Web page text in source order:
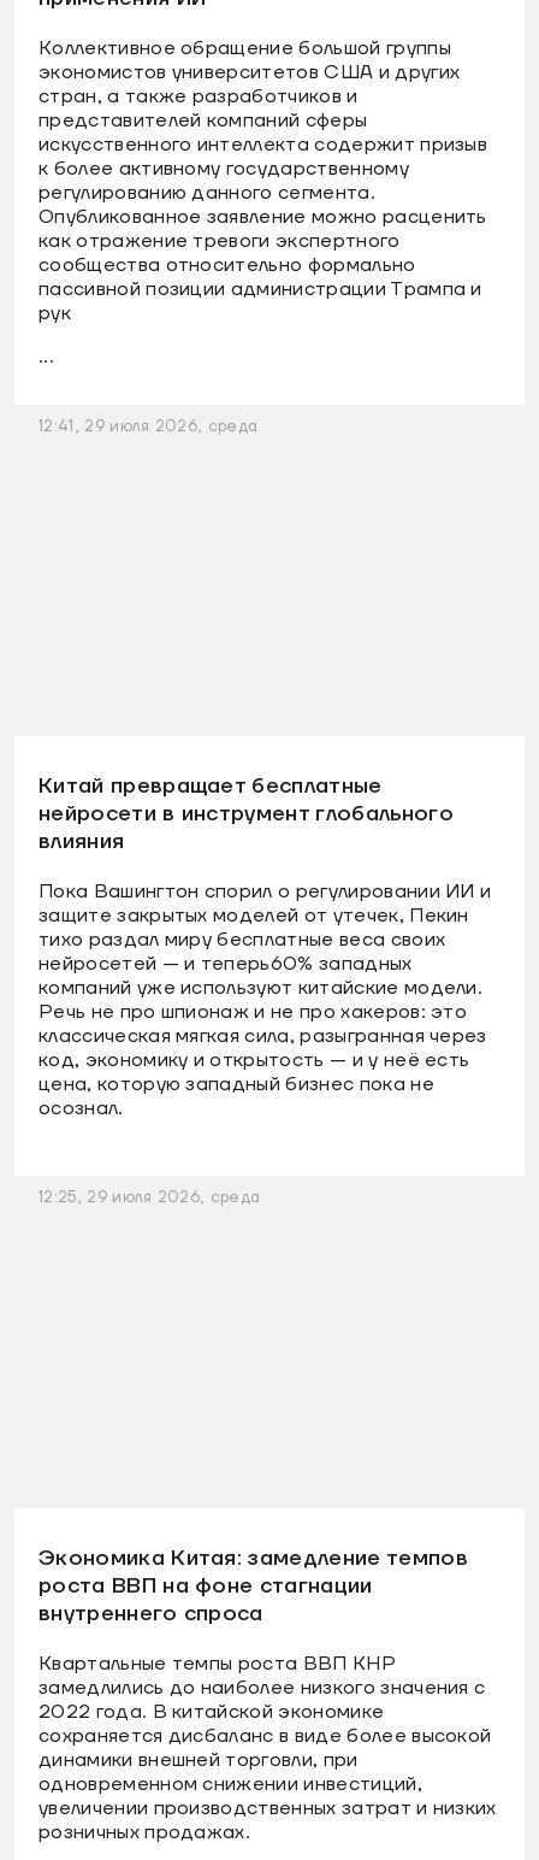
Коллективное обращение большой группы
экономистов университетов США и других
стран, а также разработчиков и
представителей компаний сферы
искусственного интеллекта содержит призыв
к более активному государственному
регулированию данного сегмента.
Опубликованное заявление можно расценить
как отражение тревоги экспертного
сообщества относительно формально
пассивной позиции администрации Трампа и
рук
...
12:41, 29 июля 2026, среда
Китай превращает бесплатные
нейросети в инструмент глобального
влияния
Пока Вашингтон спорил о регулировании ИИ и
защите закрытых моделей от утечек, Пекин
тихо раздал миру бесплатные веса своих
нейросетей — и теперь60% западных
компаний уже используют китайские модели.
Речь не про шпионаж и не про хакеров: это
классическая мягкая сила, разыгранная через
код, экономику и открытость — и у неё есть
цена, которую западный бизнес пока не
осознал.
12:25, 29 июля 2026, среда
Экономика Китая: замедление темпов
роста ВВП на фоне стагнации
внутреннего спроса
Квартальные темпы роста ВВП КНР
замедлились до наиболее низкого значения с
2022 года. В китайской экономике
сохраняется дисбаланс в виде более высокой
динамики внешней торговли, при
одновременном снижении инвестиций,
увеличении производственных затрат и низких
розничных продажах.